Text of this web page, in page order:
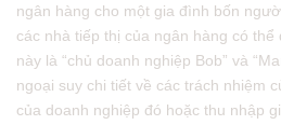
ngân hàng cho một gia đình bốn
các nhà tiếp thị của ngân hàng có
này là “chủ doanh nghiệp Bob” và
ngoại suy chi tiết về các trách nhiệm
của doanh nghiệp đó hoặc thu nhập